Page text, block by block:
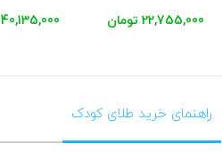
22,755,000 تومان 40,135,000 تومان
راهنمای خرید طلای کودک